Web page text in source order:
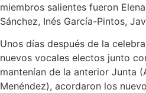
miembros salientes fueron
Sánchez, Inés García-Pintos,
Unos días después de la
nuevos vocales electos junto
mantenían de la anterior Junta
Menéndez), acordaron los